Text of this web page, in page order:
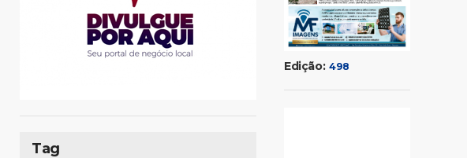
Tag
Edição: 498